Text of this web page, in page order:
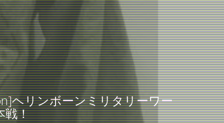
ヘリンボーンミリタリーワー
戦！